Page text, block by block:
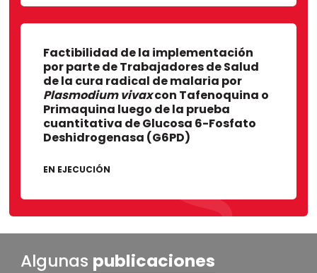
Factibilidad de la implementación
por parte de Trabajadores de Salud
de la cura radical de malaria por
Plasmodium vivaxcon Tafenoquina o
Primaquina luego de la prueba
cuantitativa de Glucosa 6-Fosfato
Deshidrogenasa (G6PD)
EN EJECUCIÓN
Algunas publicaciones